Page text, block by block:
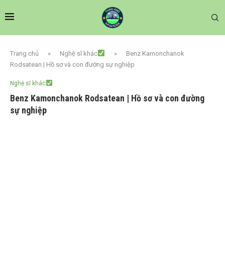
Trang chủ » Nghệ sĩ khác »
Benz Kamonchanok
Rodsatean | Hồ sơ và con đường sự nghiệp
Nghệ sĩ khác
Benz Kamonchanok Rodsatean | Hồ sơ và con đường
sự nghiệp